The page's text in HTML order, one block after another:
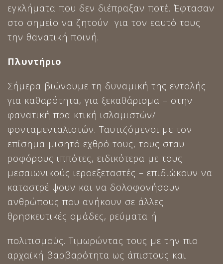
εγκλήματα που δεν διέπραξαν ποτέ. Έφτασαν
στο σημείο να ζητούν για τον εαυτό τους
την θανατική ποινή.
Πλυντήριο
Σήμερα βιώνουμε τη δυναμική της εντολής
για καθαρότητα, για ξεκαθάρισμα – στην
φανατική πρα κτική ισλαμιστών/
φονταμενταλιστών. Ταυτιζόμενοι με τον
επίσημα μισητό εχθρό τους, τους σταυ
ροφόρους ιππότες, ειδικότερα με τους
μεσαιωνικούς ιεροεξεταστές – επιδιώκουν να
καταστρέ ψουν και να δολοφονήσουν
ανθρώπους που ανήκουν σε άλλες
θρησκευτικές ομάδες, ρεύματα ή
πολιτισμούς. Τιμωρώντας τους με την πιο
αρχαϊκή βαρβαρότητα ως άπιστους και